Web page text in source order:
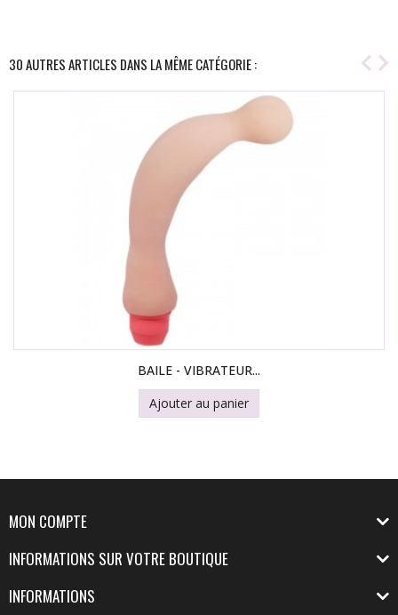
30 AUTRES ARTICLES DANS LA MÊME CATÉGORIE :
BAILE - VIBRATEUR...
Ajouter au panier
MON COMPTE
INFORMATIONS SUR VOTRE BOUTIQUE
INFORMATIONS